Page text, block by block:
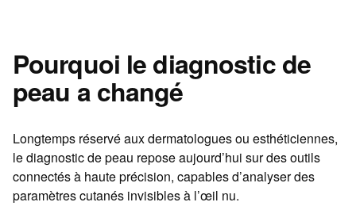
Pourquoi le diagnostic de
peau a changé
Longtemps réservé aux dermatologues ou esthéticiennes,
le diagnostic de peau repose aujourd’hui sur des outils
connectés à haute précision, capables d’analyser des
paramètres cutanés invisibles à l’œil nu.